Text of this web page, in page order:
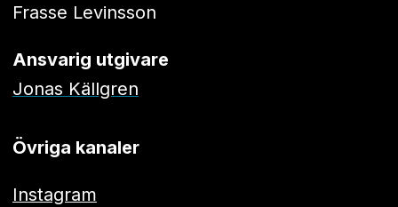
Frasse Levinsson
Ansvarig utgivare
Jonas Källgren
Övriga kanaler
Instagram